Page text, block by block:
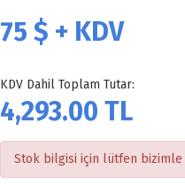
75 $ + KDV
KDV Dahil Toplam Tutar:
4,293.00 TL
Stok bilgisi için lütfen bizimle